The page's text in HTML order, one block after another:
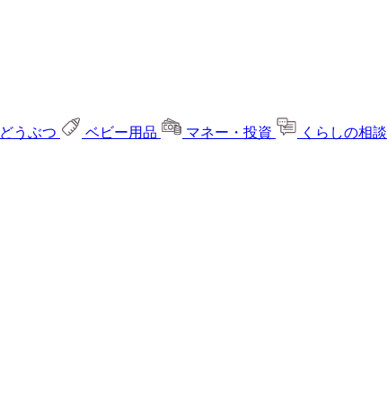
どうぶつ ベビー用品 マネー・投資 くらしの相談